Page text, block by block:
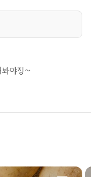
봐야징~